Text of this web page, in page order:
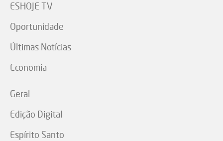
ESHOJE TV
Oportunidade
Últimas Notícias
Economia
Geral
Edição Digital
Espírito Santo